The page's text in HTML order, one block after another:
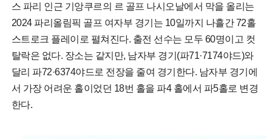
스 파리 인근 기앙쿠르의 르 골프 나시오날에서 막을 올리는
2024 파리올림픽 골프 여자부 경기는 10일까지 나흘간 72홀
스트로크 플레이로 펼쳐진다. 출전 선수는 모두 60명이고 컷
탈락은 없다. 장소는 같지만, 남자부 경기(파71·7174야드)와
달리 파72·6374야드로 전장을 줄여 경기한다. 남자부 경기에
서 가장 어려운 홀이었던 18번 홀을 파4 홀에서 파5홀로 변경
한다.